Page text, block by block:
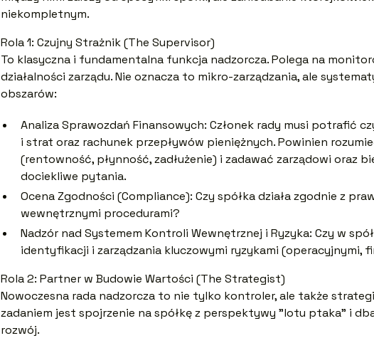
niekompletnym.
Rola 1: Czujny Strażnik (The Supervisor)
To klasyczna i fundamentalna funkcja nadzorcza. Polega na
działalności zarządu. Nie oznacza to mikro-zarządzania, ale
obszarów:
Analiza Sprawozdań Finansowych: Członek rady musi potrafić
i strat oraz rachunek przepływów pieniężnych. Powinien
(rentowność, płynność, zadłużenie) i zadawać zarządowi oraz
dociekliwe pytania.
Ocena Zgodności (Compliance): Czy spółka działa zgodnie z
wewnętrznymi procedurami?
Nadzór nad Systemem Kontroli Wewnętrznej i Ryzyka: Czy w
identyfikacji i zarządzania kluczowymi ryzykami (operacyjnymi,
Rola 2: Partner w Budowie Wartości (The Strategist)
Nowoczesna rada nadzorcza to nie tylko kontroler, ale także
zadaniem jest spojrzenie na spółkę z perspektywy "lotu ptaka" i
rozwój.